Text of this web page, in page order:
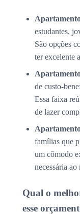
estudantes,
São opções
ter excelente
de custo-
Essa faixa
de lazer
famílias que
um cômodo
necessária ao
Qual o
esse